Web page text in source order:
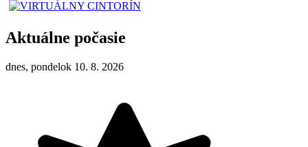
Aktuálne počasie
dnes, pondelok 10. 8. 2026